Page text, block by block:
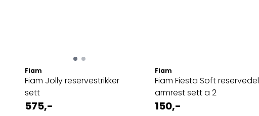
Fiam
Fiam Jolly reservestrikker
sett
575,-
Fiam
Fiam Fiesta Soft reservedel
armrest sett a 2
150,-